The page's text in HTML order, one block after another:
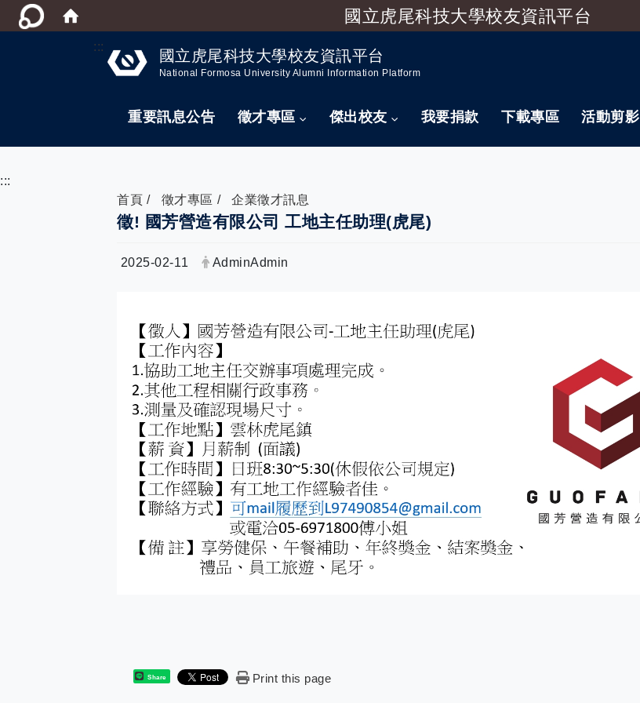
國立虎尾科技大學校友資訊平台
:::
國立虎尾科技大學校友資訊平台
National Formosa University Alumni Information Platform
重要訊息公告 徵才專區 傑出校友 我要捐款 下載專區 活動剪影
:::
首頁
徵才專區 企業徵才訊息
徵! 國芳營造有限公司 工地主任助理(虎尾)
日期：
2025-02-11 發布者：
AdminAdmin
Share Print this page